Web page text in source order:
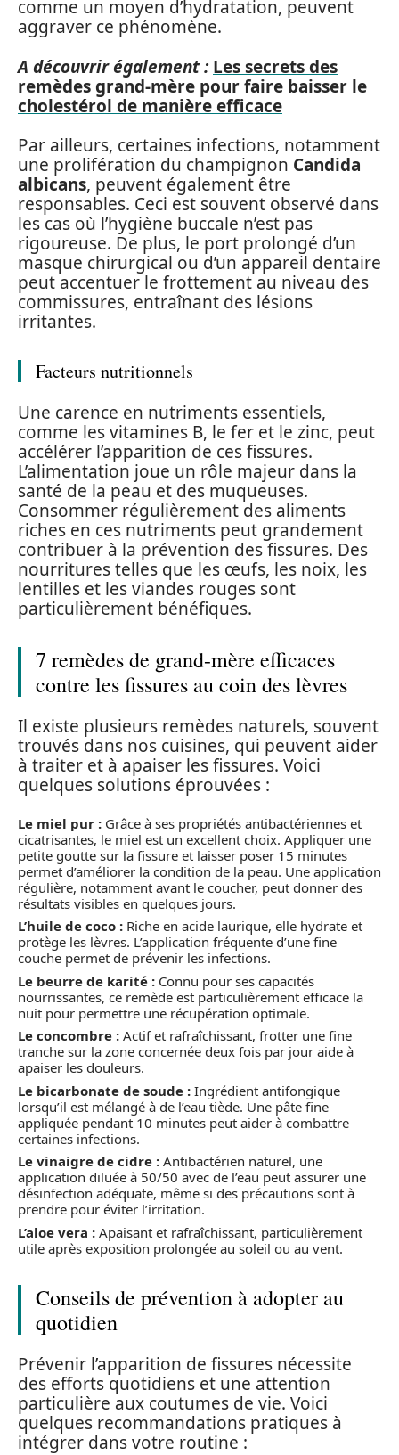
comme un moyen d’hydratation, peuvent
aggraver ce phénomène.
A découvrir également : Les secrets des
remèdes grand-mère pour faire baisser le
cholestérol de manière efficace
Par ailleurs, certaines infections, notamment
une prolifération du champignon Candida
albicans, peuvent également être
responsables. Ceci est souvent observé dans
les cas où l’hygiène buccale n’est pas
rigoureuse. De plus, le port prolongé d’un
masque chirurgical ou d’un appareil dentaire
peut accentuer le frottement au niveau des
commissures, entraînant des lésions
irritantes.
Facteurs nutritionnels
Une carence en nutriments essentiels,
comme les vitamines B, le fer et le zinc, peut
accélérer l’apparition de ces fissures.
L’alimentation joue un rôle majeur dans la
santé de la peau et des muqueuses.
Consommer régulièrement des aliments
riches en ces nutriments peut grandement
contribuer à la prévention des fissures. Des
nourritures telles que les œufs, les noix, les
lentilles et les viandes rouges sont
particulièrement bénéfiques.
7 remèdes de grand-mère efficaces
contre les fissures au coin des lèvres
Il existe plusieurs remèdes naturels, souvent
trouvés dans nos cuisines, qui peuvent aider
à traiter et à apaiser les fissures. Voici
quelques solutions éprouvées :
Le miel pur : Grâce à ses propriétés antibactériennes et
cicatrisantes, le miel est un excellent choix. Appliquer une
petite goutte sur la fissure et laisser poser 15 minutes
permet d’améliorer la condition de la peau. Une application
régulière, notamment avant le coucher, peut donner des
résultats visibles en quelques jours.
L’huile de coco : Riche en acide laurique, elle hydrate et
protège les lèvres. L’application fréquente d’une fine
couche permet de prévenir les infections.
Le beurre de karité : Connu pour ses capacités
nourrissantes, ce remède est particulièrement efficace la
nuit pour permettre une récupération optimale.
Le concombre : Actif et rafraîchissant, frotter une fine
tranche sur la zone concernée deux fois par jour aide à
apaiser les douleurs.
Le bicarbonate de soude : Ingrédient antifongique
lorsqu’il est mélangé à de l’eau tiède. Une pâte fine
appliquée pendant 10 minutes peut aider à combattre
certaines infections.
Le vinaigre de cidre : Antibactérien naturel, une
application diluée à 50/50 avec de l’eau peut assurer une
désinfection adéquate, même si des précautions sont à
prendre pour éviter l’irritation.
L’aloe vera : Apaisant et rafraîchissant, particulièrement
utile après exposition prolongée au soleil ou au vent.
Conseils de prévention à adopter au
quotidien
Prévenir l’apparition de fissures nécessite
des efforts quotidiens et une attention
particulière aux coutumes de vie. Voici
quelques recommandations pratiques à
intégrer dans votre routine :